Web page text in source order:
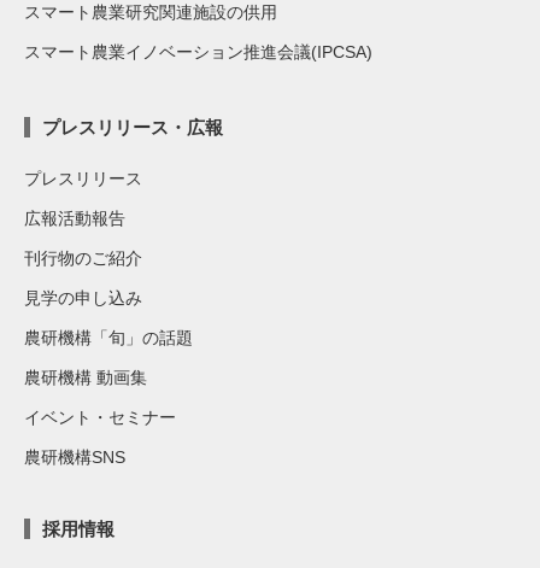
スマート農業研究関連施設の供用
スマート農業イノベーション推進会議(IPCSA)
プレスリリース・広報
プレスリリース
広報活動報告
刊行物のご紹介
見学の申し込み
農研機構「旬」の話題
農研機構 動画集
イベント・セミナー
農研機構SNS
採用情報